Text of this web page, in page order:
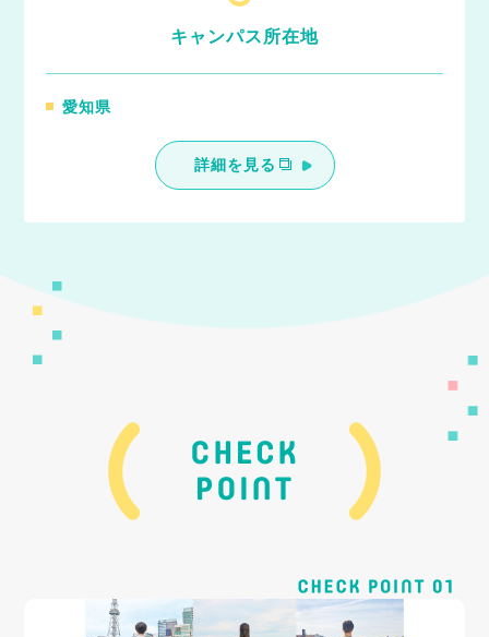
キャンパス所在地
愛知県
詳細を見る